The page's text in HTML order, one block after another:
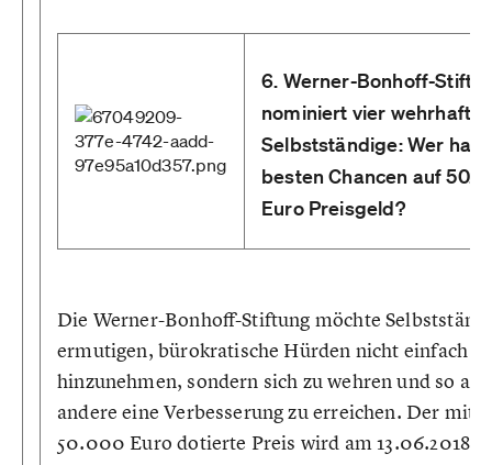
6. Werner-Bonhoff-
nominiert vier wehrhafte
Selbstständige: Wer hat
besten Chancen auf
Euro Preisgeld?
Die Werner-Bonhoff-Stiftung möchte
ermutigen, bürokratische Hürden nicht einfach
hinzunehmen, sondern sich zu wehren und so
andere eine Verbesserung zu erreichen. Der mit
50.000 Euro dotierte Preis wird am 13.06.2018 in